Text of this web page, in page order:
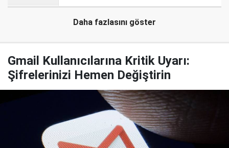
Daha fazlasını göster
Gmail Kullanıcılarına Kritik Uyarı:
Şifrelerinizi Hemen Değiştirin